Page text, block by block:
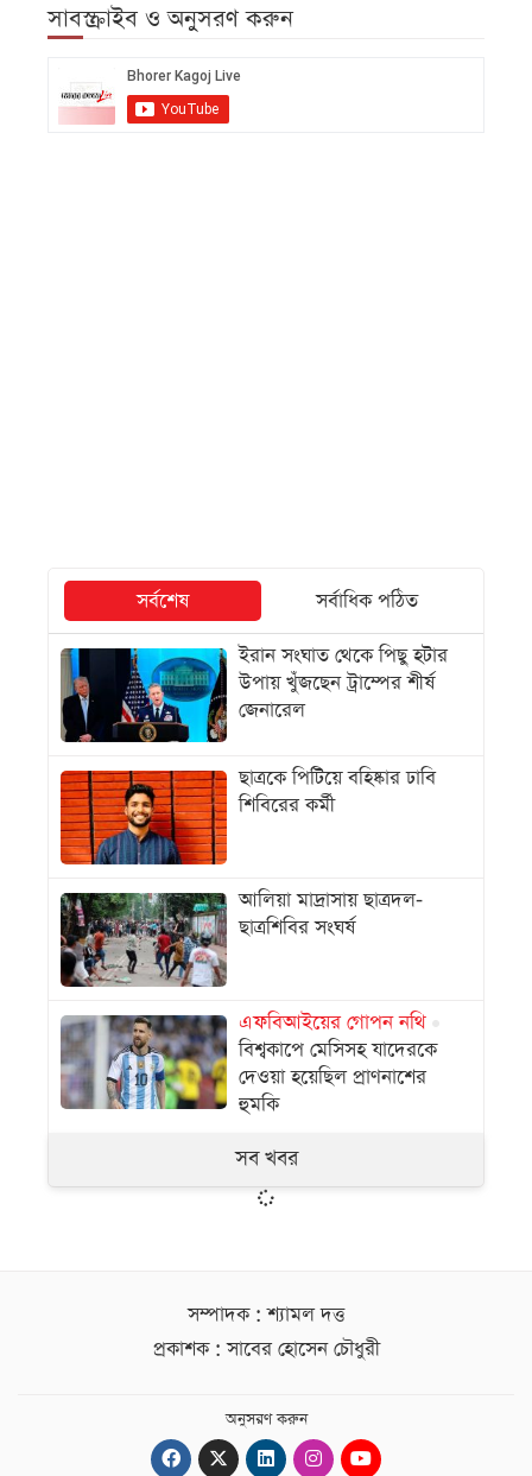
সাবস্ক্রাইব ও অনুসরণ করুন
সর্বশেষ
সর্বাধিক পঠিত
ইরান সংঘাত থেকে পিছু হটার
উপায় খুঁজছেন ট্রাম্পের শীর্ষ
জেনারেল
ছাত্রকে পিটিয়ে বহিষ্কার ঢাবি
শিবিরের কর্মী
আলিয়া মাদ্রাসায় ছাত্রদল-
ছাত্রশিবির সংঘর্ষ
এফবিআইয়ের গোপন নথি
বিশ্বকাপে মেসিসহ যাদেরকে
দেওয়া হয়েছিল প্রাণনাশের
হুমকি
সব খবর
সম্পাদক : শ্যামল দত্ত
প্রকাশক : সাবের হোসেন চৌধুরী
অনুসরণ করুন